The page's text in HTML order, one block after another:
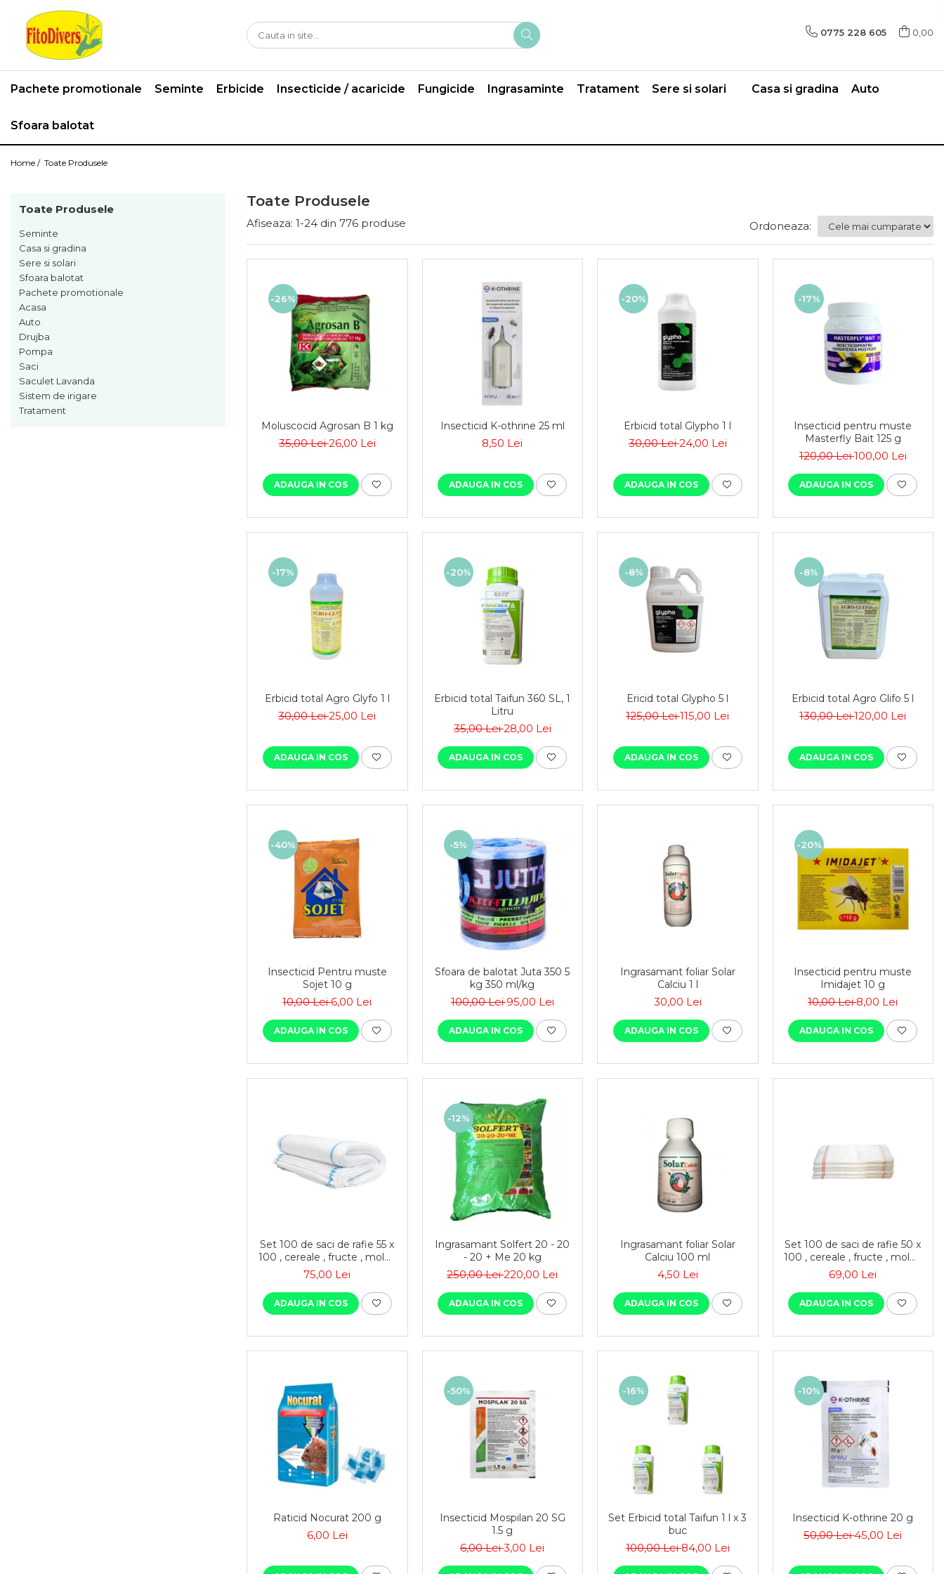
0775 228 605 0,00
Pachete promotionale Seminte Erbicide Insecticide / acaricide Fungicide Ingrasaminte Tratament Sere si solari Casa si gradina Auto
Sfoara balotat
Home / Toate Produsele
Toate Produsele
Toate Produsele
Seminte
Casa si gradina
Sere si solari
Sfoara balotat
Pachete promotionale
Acasa
Auto
Drujba
Pompa
Saci
Saculet Lavanda
Sistem de irigare
Tratament
Afiseaza: 1-24 din 776 produse Ordoneaza:
-26%
Moluscocid Agrosan B 1 kg
35,00 Lei26,00 Lei
ADAUGA IN COS
Insecticid K-othrine 25 ml
8,50 Lei
ADAUGA IN COS
-20%
Erbicid total Glypho 1 l
30,00 Lei24,00 Lei
ADAUGA IN COS
-17%
Insecticid pentru muste
Masterfly Bait 125 g
120,00 Lei100,00 Lei
ADAUGA IN COS
-17%
Erbicid total Agro Glyfo 1 l
30,00 Lei25,00 Lei
ADAUGA IN COS
-20%
Erbicid total Taifun 360 SL, 1
Litru
35,00 Lei28,00 Lei
ADAUGA IN COS
-8%
Ericid total Glypho 5 l
125,00 Lei115,00 Lei
ADAUGA IN COS
-8%
Erbicid total Agro Glifo 5 l
130,00 Lei120,00 Lei
ADAUGA IN COS
-40%
Insecticid Pentru muste
Sojet 10 g
10,00 Lei6,00 Lei
ADAUGA IN COS
-5%
Sfoara de balotat Juta 350 5
kg 350 ml/kg
100,00 Lei95,00 Lei
ADAUGA IN COS
Ingrasamant foliar Solar
Calciu 1 l
30,00 Lei
ADAUGA IN COS
-20%
Insecticid pentru muste
Imidajet 10 g
10,00 Lei8,00 Lei
ADAUGA IN COS
Set 100 de saci de rafie 55 x
100 , cereale , fructe , moloz
, menaj si depozitare
75,00 Lei
ADAUGA IN COS
-12%
Ingrasamant Solfert 20 - 20
- 20 + Me 20 kg
250,00 Lei220,00 Lei
ADAUGA IN COS
Ingrasamant foliar Solar
Calciu 100 ml
4,50 Lei
ADAUGA IN COS
Set 100 de saci de rafie 50 x
100 , cereale , fructe , moloz
, menaj si depozitare
69,00 Lei
ADAUGA IN COS
Raticid Nocurat 200 g
6,00 Lei
-50%
Insecticid Mospilan 20 SG
1.5 g
6,00 Lei3,00 Lei
-16%
Set Erbicid total Taifun 1 l x 3
buc
100,00 Lei84,00 Lei
-10%
Insecticid K-othrine 20 g
50,00 Lei45,00 Lei